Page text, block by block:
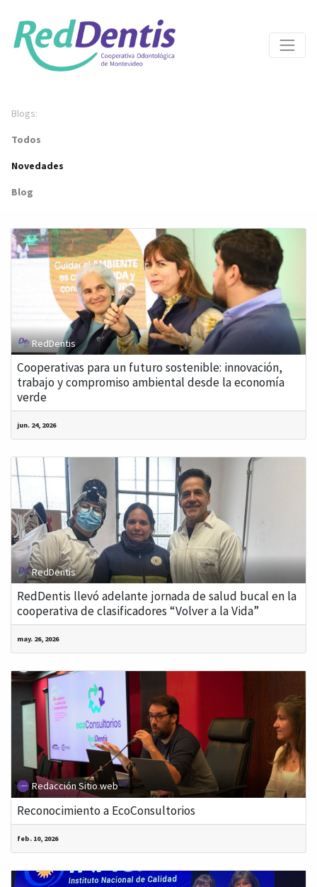
Blogs:
Todos
Novedades
Blog
RedDentis
Cooperativas para un futuro sostenible: innovación,
trabajo y compromiso ambiental desde la economía
verde
jun. 24, 2026
RedDentis
RedDentis llevó adelante jornada de salud bucal en la
cooperativa de clasificadores “Volver a la Vida”
may. 26, 2026
Redacción Sitio web
Reconocimiento a EcoConsultorios
feb. 10, 2026